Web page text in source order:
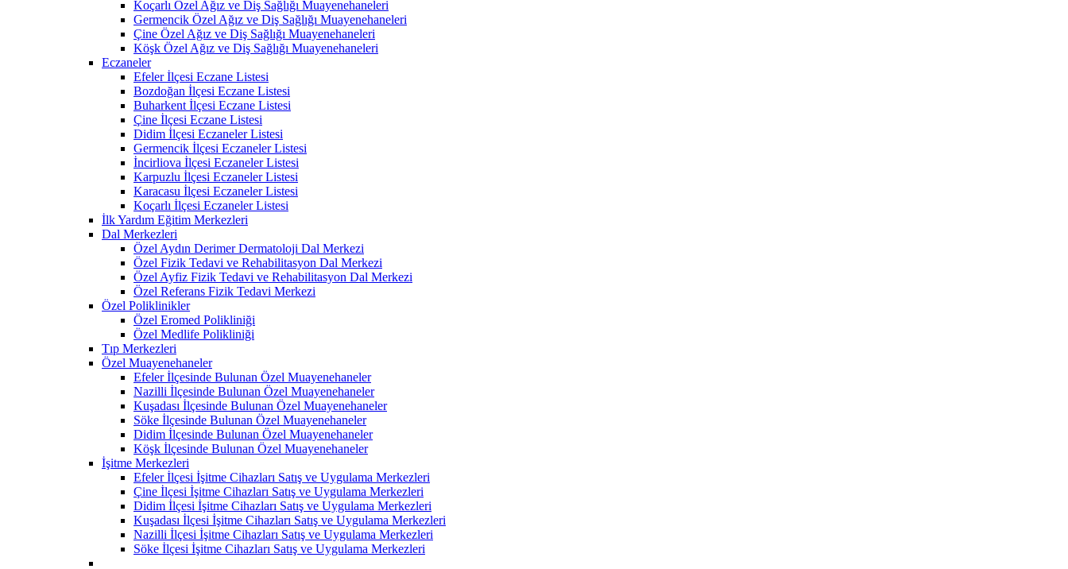
Koçarlı Özel Ağız ve Diş Sağlığı Muayenehaneleri
Germencik Özel Ağız ve Diş Sağlığı Muayenehaneleri
Çine Özel Ağız ve Diş Sağlığı Muayenehaneleri
Köşk Özel Ağız ve Diş Sağlığı Muayenehaneleri
Eczaneler
Efeler İlçesi Eczane Listesi
Bozdoğan İlçesi Eczane Listesi
Buharkent İlçesi Eczane Listesi
Çine İlçesi Eczane Listesi
Didim İlçesi Eczaneler Listesi
Germencik İlçesi Eczaneler Listesi
İncirliova İlçesi Eczaneler Listesi
Karpuzlu İlçesi Eczaneler Listesi
Karacasu İlçesi Eczaneler Listesi
Koçarlı İlçesi Eczaneler Listesi
İlk Yardım Eğitim Merkezleri
Dal Merkezleri
Özel Aydın Derimer Dermatoloji Dal Merkezi
Özel Fizik Tedavi ve Rehabilitasyon Dal Merkezi
Özel Ayfiz Fizik Tedavi ve Rehabilitasyon Dal Merkezi
Özel Referans Fizik Tedavi Merkezi
Özel Poliklinikler
Özel Eromed Polikliniği
Özel Medlife Polikliniği
Tıp Merkezleri
Özel Muayenehaneler
Efeler İlçesinde Bulunan Özel Muayenehaneler
Nazilli İlçesinde Bulunan Özel Muayenehaneler
Kuşadası İlçesinde Bulunan Özel Muayenehaneler
Söke İlçesinde Bulunan Özel Muayenehaneler
Didim İlçesinde Bulunan Özel Muayenehaneler
Köşk İlçesinde Bulunan Özel Muayenehaneler
İşitme Merkezleri
Efeler İlçesi İşitme Cihazları Satış ve Uygulama Merkezleri
Çine İlçesi İşitme Cihazları Satış ve Uygulama Merkezleri
Didim İlçesi İşitme Cihazları Satış ve Uygulama Merkezleri
Kuşadası İlçesi İşitme Cihazları Satış ve Uygulama Merkezleri
Nazilli İlçesi İşitme Cihazları Satış ve Uygulama Merkezleri
Söke İlçesi İşitme Cihazları Satış ve Uygulama Merkezleri